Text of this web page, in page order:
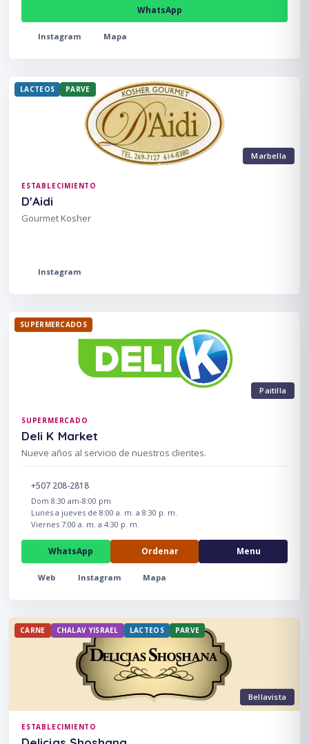
WhatsApp
Instagram Mapa
Marbella
LACTEOS PARVE
ESTABLECIMIENTO
D'Aidi
Gourmet Kosher
Instagram
Paitilla
SUPERMERCADOS
SUPERMERCADO
Deli K Market
Nueve años al servicio de nuestros clientes.
+507 208-2818
Dom 8:30 am-8:00 pm
Lunes a jueves de 8:00 a. m. a 8:30 p. m.
Viernes 7:00 a. m. a 4:30 p. m.
WhatsApp Ordenar Menu
Web Instagram Mapa
Bellavista
CARNE CHALAV YISRAEL LACTEOS PARVE
ESTABLECIMIENTO